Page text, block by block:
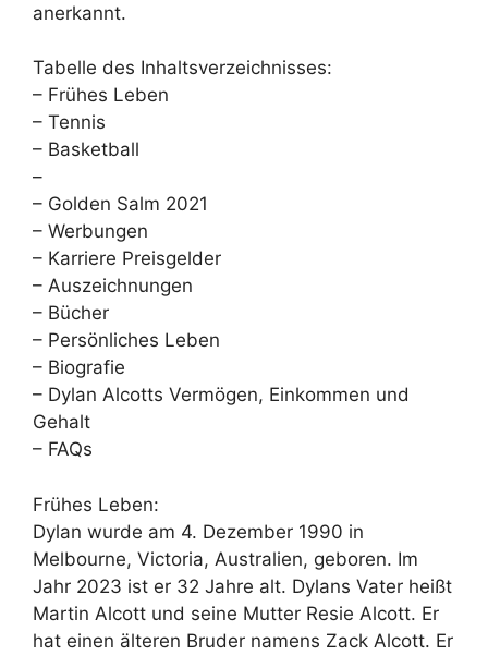
anerkannt.
Tabelle des Inhaltsverzeichnisses:
– Frühes Leben
– Tennis
– Basketball
–
– Golden Salm 2021
– Werbungen
– Karriere Preisgelder
– Auszeichnungen
– Bücher
– Persönliches Leben
– Biografie
– Dylan Alcotts Vermögen, Einkommen und
Gehalt
– FAQs
Frühes Leben:
Dylan wurde am 4. Dezember 1990 in
Melbourne, Victoria, Australien, geboren. Im
Jahr 2023 ist er 32 Jahre alt. Dylans Vater heißt
Martin Alcott und seine Mutter Resie Alcott. Er
hat einen älteren Bruder namens Zack Alcott. Er